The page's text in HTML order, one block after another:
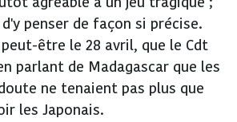
penser de façon si précise.
être le 28 avril, que le Cdt
parlant de Madagascar que les
ne tenaient pas plus que
les Japonais.